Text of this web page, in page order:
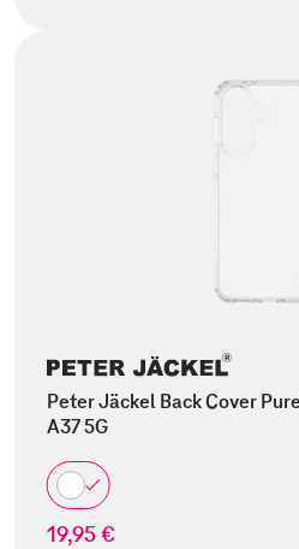
Peter Jäckel Back Cover
A37 5G
19,95 €